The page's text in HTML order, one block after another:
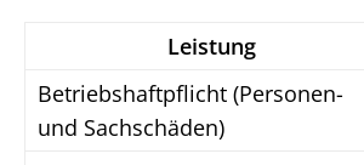
Leistung
Betriebshaftpflicht (Personen-
und Sachschäden)